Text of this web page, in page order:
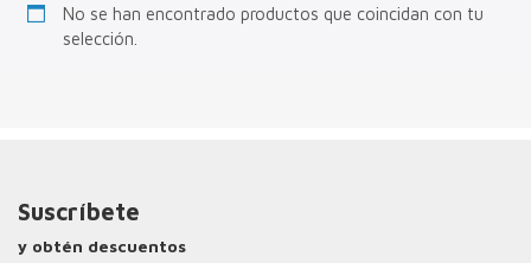
No se han encontrado productos que coincidan con tu
selección.
Suscríbete
y obtén descuentos